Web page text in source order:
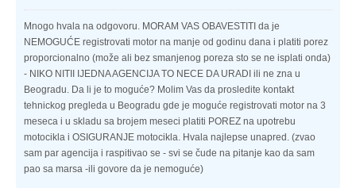
Mnogo hvala na odgovoru. MORAM VAS OBAVESTITI da je
NEMOGUĆE registrovati motor na manje od godinu dana i platiti porez
proporcionalno (može ali bez smanjenog poreza sto se ne isplati onda)
- NIKO NITII IJEDNA AGENCIJA TO NECE DA URADI ili ne zna u
Beogradu. Da li je to moguće? Molim Vas da prosledite kontakt
tehnickog pregleda u Beogradu gde je moguće registrovati motor na 3
meseca i u skladu sa brojem meseci platiti POREZ na upotrebu
motocikla i OSIGURANJE motocikla. Hvala najlepse unapred. (zvao
sam par agencija i raspitivao se - svi se čude na pitanje kao da sam
pao sa marsa -ili govore da je nemoguće)